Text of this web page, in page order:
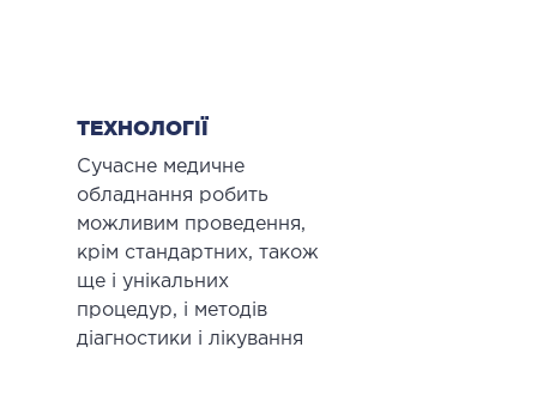
ТЕХНОЛОГІЇ
Сучасне медичне
обладнання робить
можливим проведення,
крім стандартних, також
ще і унікальних
процедур, і методів
діагностики і лікування